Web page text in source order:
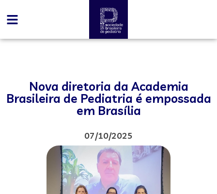
Nova diretoria da Academia
Brasileira de Pediatria é empossada
em Brasília
07/10/2025